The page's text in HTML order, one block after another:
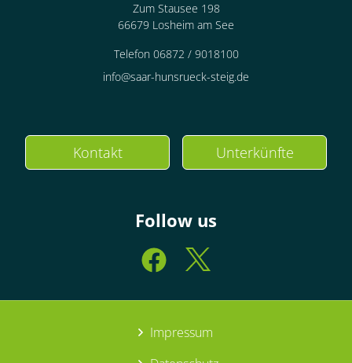
Zum Stausee 198
66679 Losheim am See
Telefon 06872 / 9018100
info@saar-hunsrueck-steig.de
Kontakt Unterkünfte
Follow us
Impressum